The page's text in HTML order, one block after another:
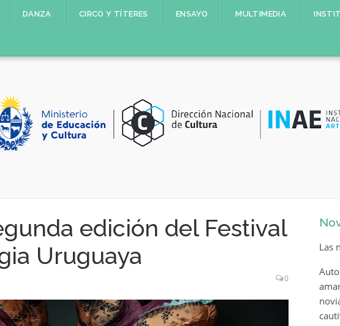
DANZA CIRCO Y TÍTERES ENSAYO MULTIMEDIA
edición del Festival
Uruguaya
0
Las